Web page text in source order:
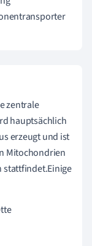
zentrale
hauptsächlich
erzeugt und ist
Mitochondrien